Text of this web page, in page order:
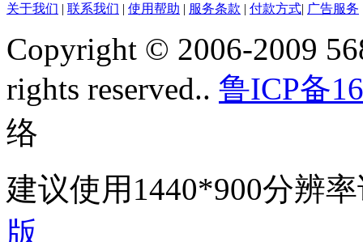
关于我们 | 联系我们 | 使用帮助 | 服务条款 | 付款方式| 广告服务
Copyright © 2006-2009
rights reserved.. 鲁ICP备
络
建议使用1440*900分辨
版